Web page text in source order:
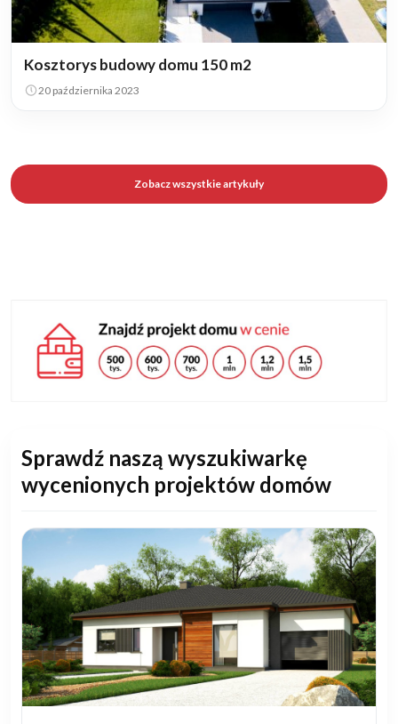
Kosztorys budowy domu 150 m2
20 października 2023
Zobacz wszystkie artykuły
Sprawdź naszą wyszukiwarkę
wycenionych projektów domów